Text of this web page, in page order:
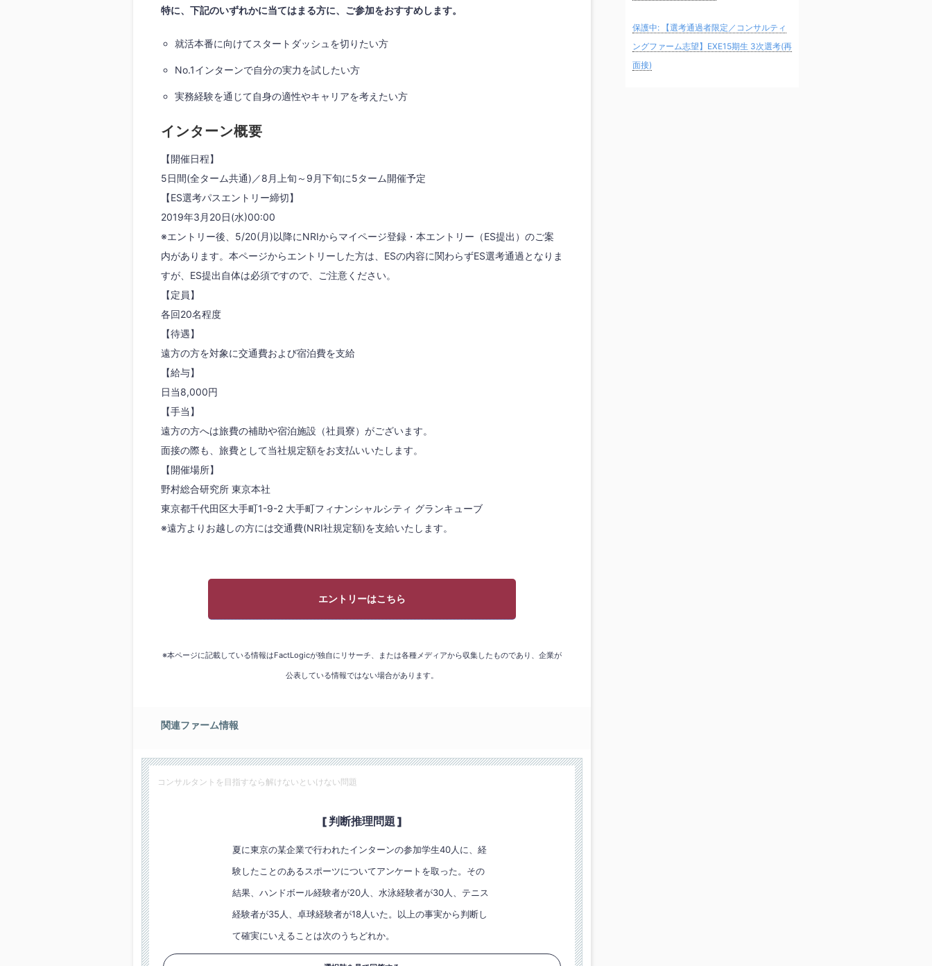
特に、下記のいずれかに当てはまる方に、ご参加をおすすめします。
就活本番に向けてスタートダッシュを切りたい方
No.1インターンで自分の実力を試したい方
実務経験を通じて自身の適性やキャリアを考えたい方
インターン概要
【開催日程】
5日間(全ターム共通)／8月上旬～9月下旬に5ターム開催予定
【ES選考パスエントリー締切】
2019年3月20日(水)00:00
※エントリー後、5/20(月)以降にNRIからマイページ登録・本エントリー（ES提出）のご案
内があります。本ページからエントリーした方は、ESの内容に関わらずES選考通過となりま
すが、ES提出自体は必須ですので、ご注意ください。
【定員】
各回20名程度
【待遇】
遠方の方を対象に交通費および宿泊費を支給
【給与】
日当8,000円
【手当】
遠方の方へは旅費の補助や宿泊施設（社員寮）がございます。
面接の際も、旅費として当社規定額をお支払いいたします。
【開催場所】
野村総合研究所 東京本社
東京都千代田区大手町1-9-2 大手町フィナンシャルシティ グランキューブ
※遠方よりお越しの方には交通費(NRI社規定額)を支給いたします。
エントリーはこちら
※本ページに記載している情報はFactLogicが独自にリサーチ、または各種メディアから収集したものであり、企業が
公表している情報ではない場合があります。
関連ファーム情報
コンサルタントを目指すなら解けないといけない問題
[ 判断推理問題 ]
夏に東京の某企業で行われたインターンの参加学生40人に、経
験したことのあるスポーツについてアンケートを取った。その
結果、ハンドボール経験者が20人、水泳経験者が30人、テニス
経験者が35人、卓球経験者が18人いた。以上の事実から判断し
て確実にいえることは次のうちどれか。
保護中: 【選考通過者限定／コンサルティ
ングファーム志望】EXE15期生 3次選考(再
面接)